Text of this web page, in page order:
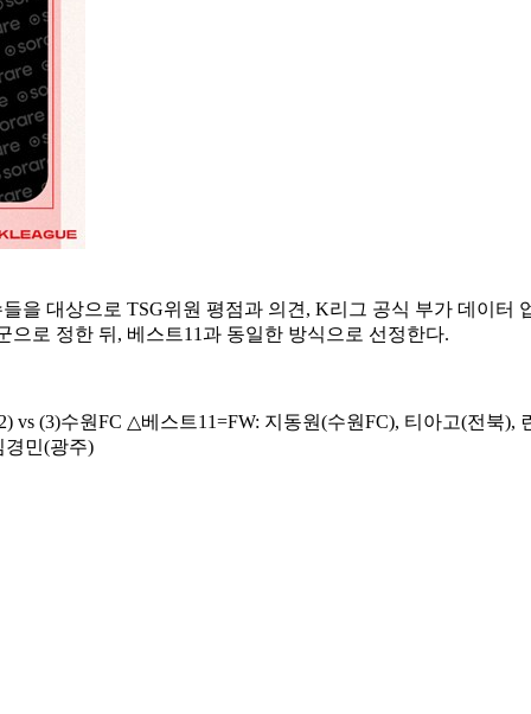
을 대상으로 TSG위원 평점과 의견, K리그 공식 부가 데이터
로 정한 뒤, 베스트11과 동일한 방식으로 선정한다.
(3)수원FC △베스트11=FW: 지동원(수원FC), 티아고(전북),
경민(광주)